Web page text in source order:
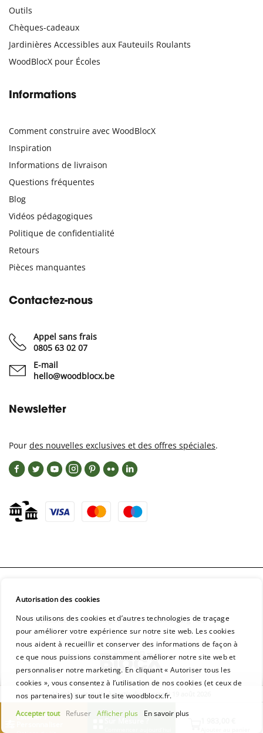
Outils
Chèques-cadeaux
Jardinières Accessibles aux Fauteuils Roulants
WoodBlocX pour Écoles
Informations
Comment construire avec WoodBlocX
Inspiration
Informations de livraison
Questions fréquentes
Blog
Vidéos pédagogiques
Politique de confidentialité
Retours
Pièces manquantes
Contactez-nous
Appel sans frais
0805 63 02 07
E-mail
hello@woodblocx.be
Newsletter
Pour des nouvelles exclusives et des offres spéciales.
WoodBlocX GmbH - Registration: Aschaffenburg HRB 16954
Livraison gratuite à partir du mercredi 19 août 2026
Estimer / Sur Mesure ?
Autorisation des cookies
Nous utilisons des cookies et d’autres technologies de traçage
pour améliorer votre expérience sur notre site web. Les cookies
nous aident à recueillir et conserver des informations de façon à
ce que nous puissions constamment améliorer notre site web et
personnaliser notre marketing. En cliquant « Autoriser tous les
cookies », vous consentez à l’utilisation de nos cookies (et ceux de
nos partenaires) sur tout le site woodblocx.fr.
Accepter tout
Refuser Afficher plus En savoir plus